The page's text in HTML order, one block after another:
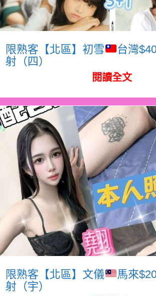
限熟客【北區】初雪
台灣
射（四）
閱讀全文
限熟客【北區】文儀
馬來
射（宇）